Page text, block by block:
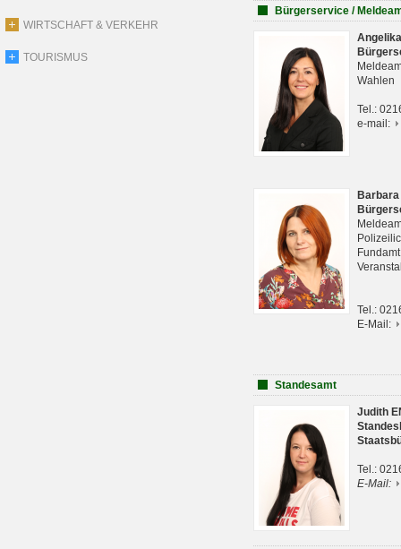
WIRTSCHAFT & VERKEHR
TOURISMUS
Bürgerservice /
Wahlen
Tel.:
e-mail:
Tel.:
E-Mail:
Standesamt
Judith
Tel.:
E-Mail: